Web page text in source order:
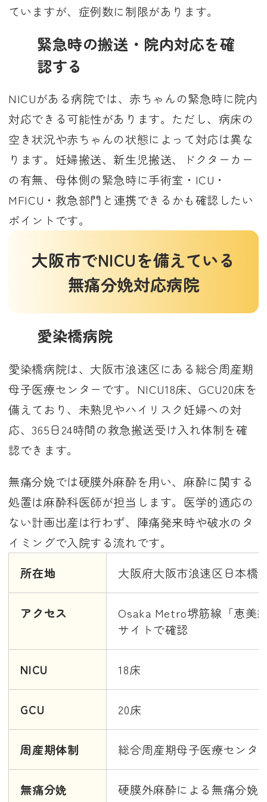
ていますが、症例数に制限があります。
緊急時の搬送・院内対応を確
認する
NICUがある病院では、赤ちゃんの緊急時に院内
対応できる可能性があります。ただし、病床の
空き状況や赤ちゃんの状態によって対応は異な
ります。妊婦搬送、新生児搬送、ドクターカー
の有無、母体側の緊急時に手術室・ICU・
MFICU・救急部門と連携できるかも確認したい
ポイントです。
大阪市でNICUを備えている
無痛分娩対応病院
愛染橋病院
愛染橋病院は、大阪市浪速区にある総合周産期
母子医療センターです。NICU18床、GCU20床を
備えており、未熟児やハイリスク妊婦への対
応、365日24時間の救急搬送受け入れ体制を確
認できます。
無痛分娩では硬膜外麻酔を用い、麻酔に関する
処置は麻酔科医師が担当します。医学的適応の
ない計画出産は行わず、陣痛発来時や破水のタ
イミングで入院する流れです。
所在地
大阪府大阪市浪速区日本橋
アクセス
Osaka Metro堺筋線「恵美
サイトで確認
NICU 18床
GCU 20床
周産期体制 総合周産期母子医療センタ
無痛分娩 硬膜外麻酔による無痛分娩